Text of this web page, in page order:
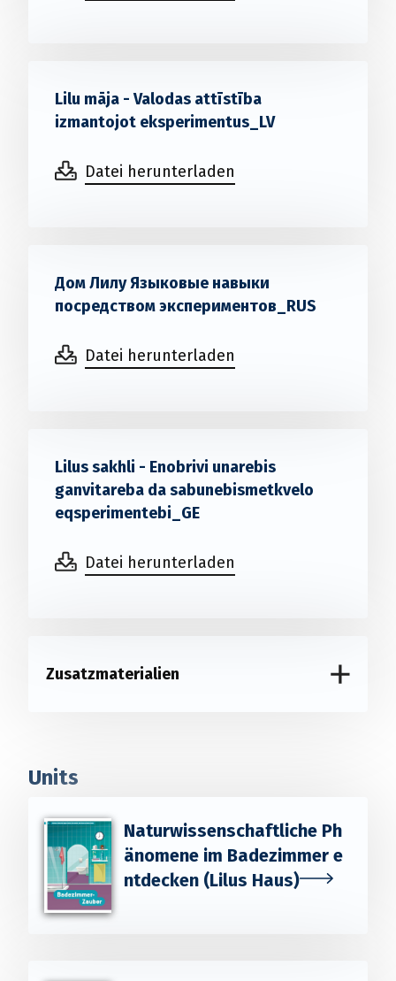
Lilu māja - Valodas attīstība
izmantojot eksperimentus_LV
Datei herunterladen
Дом Лилу Языковые навыки
посредством экспериментов_RUS
Datei herunterladen
Lilus sakhli - Enobrivi unarebis
ganvitareba da sabunebismetkvelo
eqsperimentebi_GE
Datei herunterladen
Zusatzmaterialien
Units
Naturwissenschaftliche Ph
änomene im Badezimmer e
ntdecken (Lilus Haus)